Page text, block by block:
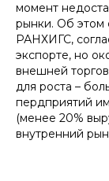
момент
рынки. Об этом
РАНХИГС,
экспорте, но
внешней
для роста –
пердприятий
(менее 20%
внутренний